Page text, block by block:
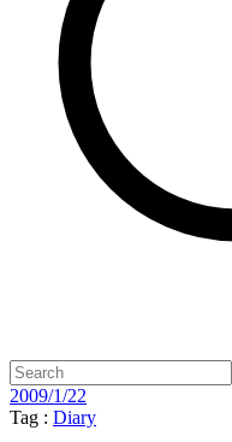
2009/1/22
Tag : Diary